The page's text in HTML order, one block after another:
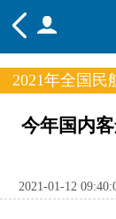
频道
航图
2021年全国民
今年国内
2021-01-12